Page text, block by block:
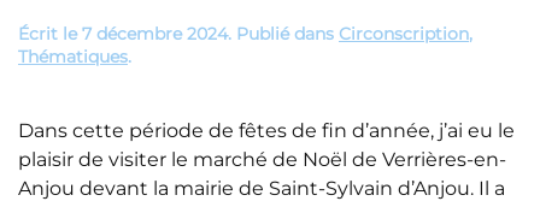
Écrit le7 décembre 2024. Publié dans Circonscription,
Thématiques.
Dans cette période de fêtes de fin d’année, j’ai eu le
plaisir de visiter le marché de Noël de Verrières-en-
Anjou devant la mairie de Saint-Sylvain d’Anjou. Il a